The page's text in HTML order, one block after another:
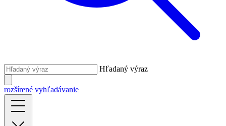
Hľadaný výraz
rozšírené vyhľadávanie